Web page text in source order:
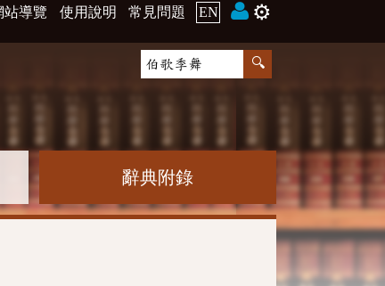
站導覽 使用說明 常見問題 EN ⚙️
辭典附錄